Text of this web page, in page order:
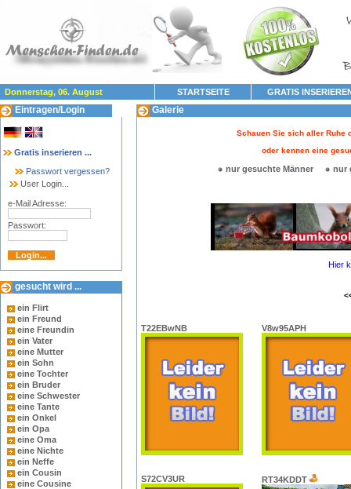
Donnerstag, 06. August STARTSEITE GRATIS
Eintragen/Login
Gratis inserieren ...
Passwort vergessen?
User Login...
e-Mail Adresse:
Passwort:
gesucht wird ...
ein Flirt
ein Freund
eine Freundin
ein Vater
eine Mutter
ein Sohn
eine Tochter
ein Bruder
eine Schwester
eine Tante
ein Onkel
ein Opa
eine Oma
eine Nichte
ein Neffe
ein Cousin
eine Cousine
Galerie
Schauen Sie sich aller Ruhe
oder kennen eine
nur gesuchte Männer nur
Hier
T22EBwNB V8w95APH
S72CV3UR RT34KDDT